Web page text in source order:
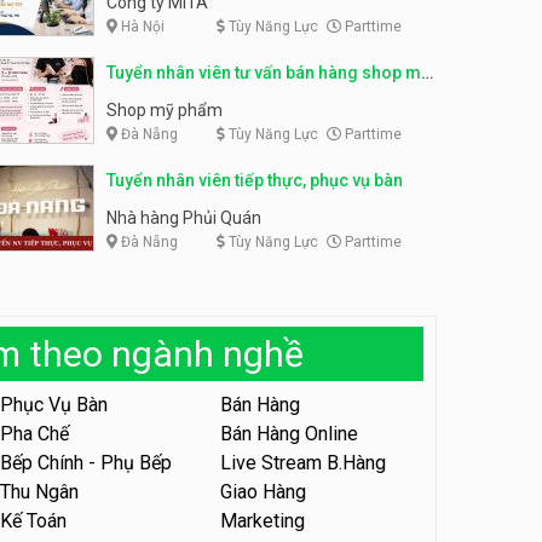
parttime
Tuyển nhân viên đóng gói
Shop online
Tuyển nhân viên phục vụ
động
Khu vui chơi May Town
Tuyển nhân viên tư vấn bán
Tuyển nhân viên bán hàng,
giữ xe parttime – Kibo Kid
KIBO KIDS
Tuyển nhân viên edit ảnh,
video parttime
Công ty
Hà Nội Tùy Năng Lực Parttime
Tuyển nhân viên tư vấn bán hàng shop mỹ
phẩm
Shop mỹ phẩm
Đà Nẵng Tùy Năng Lực Parttime
Tuyển nhân viên tiếp thực, phục vụ bàn
Nhà hàng Phủi Quán
Đà Nẵng Tùy Năng Lực Parttime
theo ngành nghề
Phục Vụ Bàn
Bán Hàng
Pha Chế
Bán Hàng Online
Bếp Chính - Phụ Bếp
Live Stream B.Hàng
Thu Ngân
Giao Hàng
Kế Toán
Marketing